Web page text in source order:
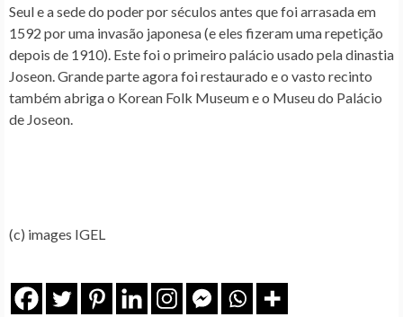
Seul e a sede do poder por séculos antes que foi arrasada em
1592 por uma invasão japonesa (e eles fizeram uma repetição
depois de 1910). Este foi o primeiro palácio usado pela dinastia
Joseon. Grande parte agora foi restaurado e o vasto recinto
também abriga o Korean Folk Museume o Museu do Palácio
de Joseon.
(c) images IGEL